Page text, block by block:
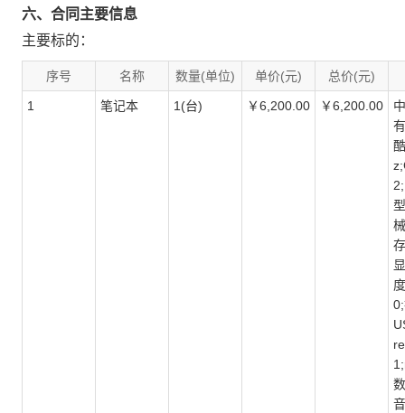
六、合同主要信息
主要标的：
序号 名称 数量(单位) 单价(元) 总价(元)
1 笔记本 1(台) ￥6,200.00 ￥6,200.00